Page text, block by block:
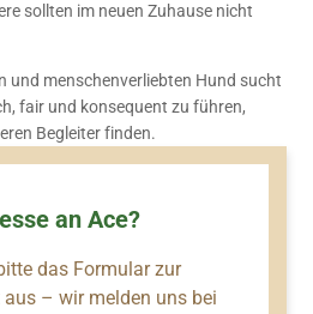
sollten im neuen Zuhause nicht
und menschenverliebten Hund sucht
fair und konsequent zu führen,
Begleiter finden.
an Ace?
das Formular zur
– wir melden uns bei